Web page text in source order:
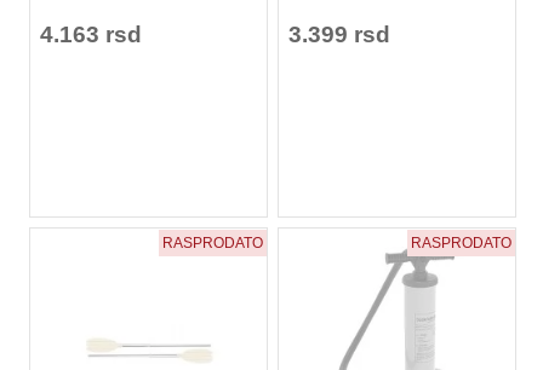
4.163 rsd 3.399 rsd
RASPRODATO RASPRODATO